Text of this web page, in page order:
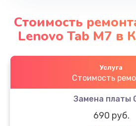
Стоимость
Lenovo Tab M7 в
Услуга
Стоимость
Замена платы
690 руб.